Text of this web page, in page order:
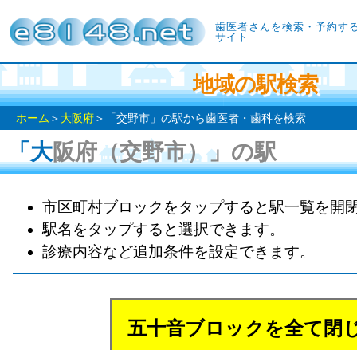
歯医者さんを検索・予約す
サイト
地域の駅検索
ホーム ＞ 大阪府＞「交野市」の駅から歯医者・歯科を検索
「大阪府（交野市）」の駅
市区町村ブロックをタップすると駅一覧を開
駅名をタップすると選択できます。
診療内容など追加条件を設定できます。